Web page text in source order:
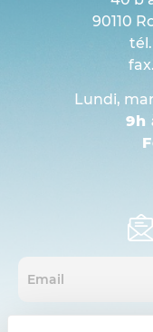
90110
tél.
fax.
Lundi,
9h